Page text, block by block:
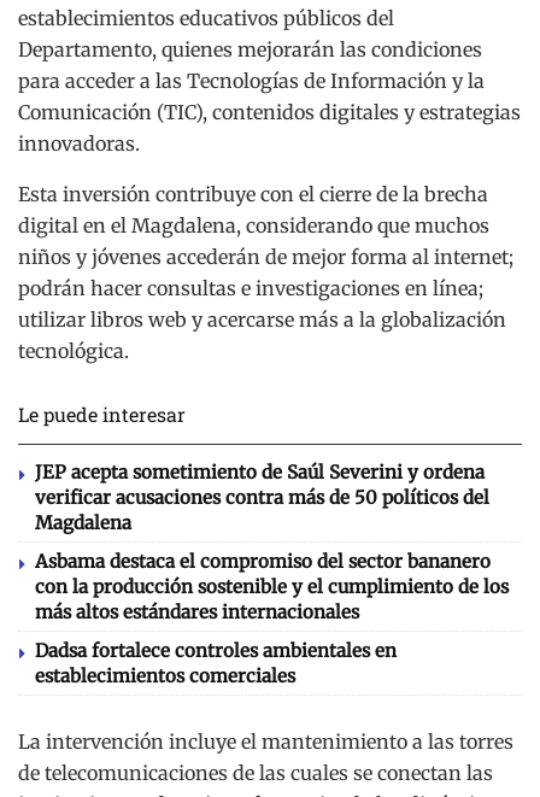
establecimientos educativos públicos del
Departamento, quienes mejorarán las condiciones
para acceder a las Tecnologías de Información y la
Comunicación (TIC), contenidos digitales y estrategias
innovadoras.
Esta inversión contribuye con el cierre de la brecha
digital en el Magdalena, considerando que muchos
niños y jóvenes accederán de mejor forma al internet;
podrán hacer consultas e investigaciones en línea;
utilizar libros web y acercarse más a la globalización
tecnológica.
Le puede interesar
JEP acepta sometimiento de Saúl Severini y ordena
verificar acusaciones contra más de 50 políticos del
Magdalena
Asbama destaca el compromiso del sector bananero
con la producción sostenible y el cumplimiento de los
más altos estándares internacionales
Dadsa fortalece controles ambientales en
establecimientos comerciales
La intervención incluye el mantenimiento a las torres
de telecomunicaciones de las cuales se conectan las